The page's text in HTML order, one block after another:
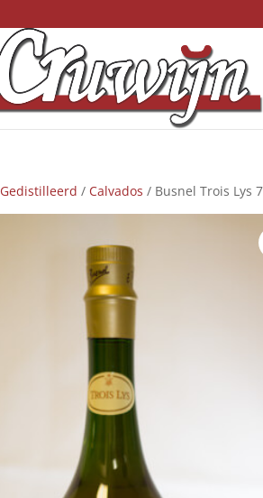
Gedistilleerd / Calvados / Busnel Trois Lys